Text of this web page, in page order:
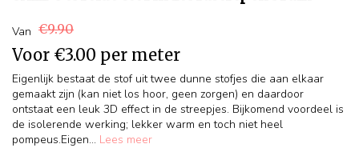
Van €9.90
Voor €3.00 per meter
Eigenlijk bestaat de stof uit twee dunne stofjes die aan elkaar
gemaakt zijn (kan niet los hoor, geen zorgen) en daardoor
ontstaat een leuk 3D effect in de streepjes. Bijkomend voordeel is
de isolerende werking; lekker warm en toch niet heel
pompeus.Eigen... Lees meer